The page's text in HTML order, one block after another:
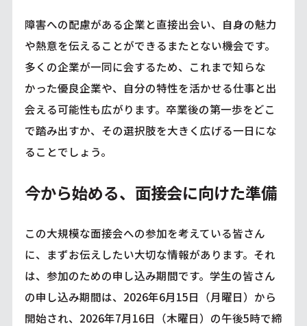
障害への配慮がある企業と直接出会い、自身の魅力
や熱意を伝えることができるまたとない機会です。
多くの企業が一同に会するため、これまで知らな
かった優良企業や、自分の特性を活かせる仕事と出
会える可能性も広がります。卒業後の第一歩をどこ
で踏み出すか、その選択肢を大きく広げる一日にな
ることでしょう。
今から始める、面接会に向けた準備
この大規模な面接会への参加を考えている皆さん
に、まずお伝えしたい大切な情報があります。それ
は、参加のための申し込み期間です。学生の皆さん
の申し込み期間は、2026年6月15日（月曜日）から
開始され、2026年7月16日（木曜日）の午後5時で締